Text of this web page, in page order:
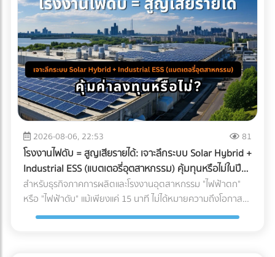
2026-08-06, 22:53 81
โรงงานไฟดับ = สูญเสียรายได้: เจาะลึกระบบ Solar Hybrid +
Industrial ESS (แบตเตอรี่อุตสาหกรรม) คุ้มทุนหรือไม่ในปี
2026?
สำหรับธุรกิจภาคการผลิตและโรงงานอุตสาหกรรม "ไฟฟ้าตก"
หรือ "ไฟฟ้าดับ" แม้เพียงแค่ 15 นาที ไม่ได้หมายความถึงโอกาสที่
พนักงานได้หยุดพักผ่อนชั่วคราว แต่มันคือวิกฤติที่สร้างความ